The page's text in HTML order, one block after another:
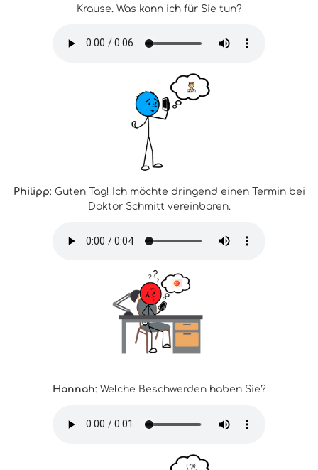
Krause. Was kann ich für Sie tun?
Philipp: Guten Tag! Ich möchte dringend einen Termin bei
Doktor Schmitt vereinbaren.
Hannah: Welche Beschwerden haben Sie?